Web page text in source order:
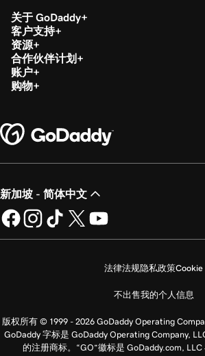
关于 GoDaddy
客户支持
资源
合作伙伴计划
账户
购物
新加坡 - 简体中文
法律法规隐私政策Cookie
不出售我的个人信息
版权所有 © 1999 - 2026 GoDaddy Operating
GoDaddy 字标是 GoDaddy Operating Company,
的注册商标。“GO”徽标是 GoDaddy.com, LLC